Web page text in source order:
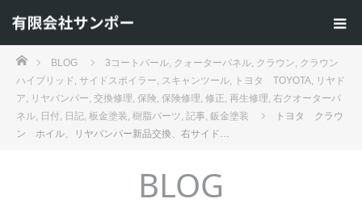
ホームBLOG 3コートパール, クォーターパネル, クラウン, クラウン
ハイブリッド , サイドスポイラー, スキャンツール, トヨタ TOYOTA, リヤド
ア, リヤバンパー, 交換修理, 保険, 保険修理, 修正, 再生修理, 右クオーターパ
ネル, 日付, 日記, 板金塗装, 樹脂パーツ, 記事, 鈑金塗装
トヨタ クラウ
ン ホイル、リヤバンパー新品交換、右サイド…
BLOG